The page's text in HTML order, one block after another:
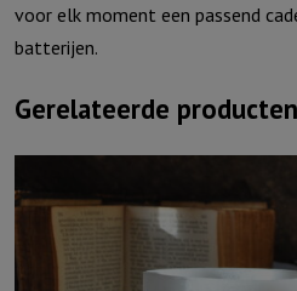
voor elk moment een passend
batterijen.
Gerelateerde producten